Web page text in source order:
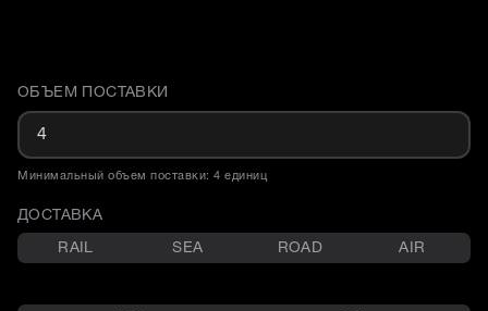
Доставка и объем поставки
ОБЪЕМ ПОСТАВКИ
Минимальный объем поставки: 4 единиц
ДОСТАВКА
RAIL SEA ROAD AIR